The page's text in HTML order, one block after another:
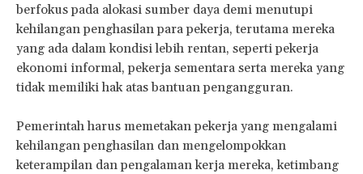
berfokus pada alokasi sumber daya demi menutupi
kehilangan penghasilan para pekerja, terutama mereka
yang ada dalam kondisi lebih rentan, seperti pekerja
ekonomi informal, pekerja sementara serta mereka yang
tidak memiliki hak atas bantuan pengangguran.
Pemerintah harus memetakan pekerja yang mengalami
kehilangan penghasilan dan mengelompokkan
keterampilan dan pengalaman kerja mereka, ketimbang